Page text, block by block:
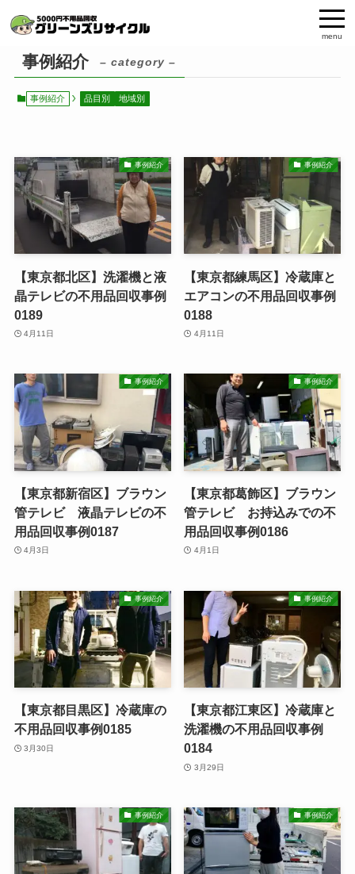
menu
事例紹介 – category –
事例紹介 品目別 地域別
事例紹介
【東京都北区】洗濯機と液
晶テレビの不用品回収事例
0189
4月11日
事例紹介
【東京都練馬区】冷蔵庫と
エアコンの不用品回収事例
0188
4月11日
事例紹介
【東京都新宿区】ブラウン
管テレビ 液晶テレビの不
用品回収事例0187
4月3日
事例紹介
【東京都葛飾区】ブラウン
管テレビ お持込みでの不
用品回収事例0186
4月1日
事例紹介
【東京都目黒区】冷蔵庫の
不用品回収事例0185
3月30日
事例紹介
【東京都江東区】冷蔵庫と
洗濯機の不用品回収事例
0184
3月29日
事例紹介 事例紹介